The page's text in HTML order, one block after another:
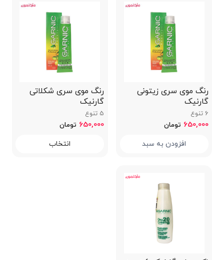
رنگ موی سری زیتونی
گارنیک
6 تنوع
650,000 تومان
افزودن به سبد
رنگ موی سری شکلاتی
گارنیک
5 تنوع
650,000 تومان
انتخاب